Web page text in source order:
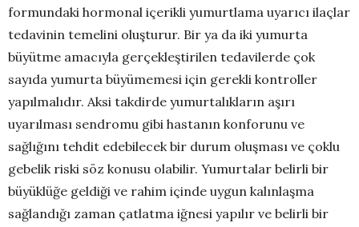
formundaki hormonal içerikli yumurtlama uyarıcı ilaçlar
tedavinin temelini oluşturur. Bir ya da iki yumurta
büyütme amacıyla gerçekleştirilen tedavilerde çok
sayıda yumurta büyümemesi için gerekli kontroller
yapılmalıdır. Aksi takdirde yumurtalıkların aşırı
uyarılması sendromu gibi hastanın konforunu ve
sağlığını tehdit edebilecek bir durum oluşması ve çoklu
gebelik riski söz konusu olabilir. Yumurtalar belirli bir
büyüklüğe geldiği ve rahim içinde uygun kalınlaşma
sağlandığı zaman çatlatma iğnesi yapılır ve belirli bir